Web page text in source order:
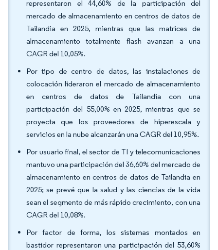
representaron el 44,60% de la participación del
mercado de almacenamiento en centros de datos de
Tailandia en 2025, mientras que las matrices de
almacenamiento totalmente flash avanzan a una
CAGR del 10,05%.
Por tipo de centro de datos, las instalaciones de
colocación lideraron el mercado de almacenamiento
en centros de datos de Tailandia con una
participación del 55,00% en 2025, mientras que se
proyecta que los proveedores de hiperescala y
servicios en la nube alcanzarán una CAGR del 10,95%.
Por usuario final, el sector de TI y telecomunicaciones
mantuvo una participación del 36,60% del mercado de
almacenamiento en centros de datos de Tailandia en
2025; se prevé que la salud y las ciencias de la vida
sean el segmento de más rápido crecimiento, con una
CAGR del 10,08%.
Por factor de forma, los sistemas montados en
bastidor representaron una participación del 53,60%